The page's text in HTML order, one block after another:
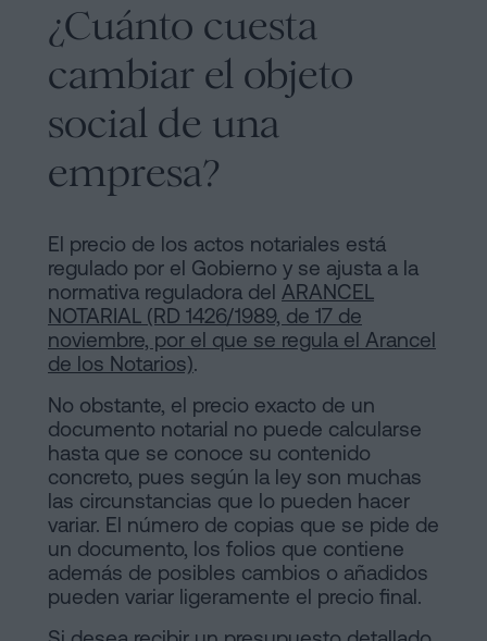
¿Cuánto cuesta
cambiar el objeto
social de una
empresa?
El precio de los actos notariales está
regulado por el Gobierno y se ajusta a la
normativa reguladora del ARANCEL
NOTARIAL (RD 1426/1989, de 17 de
noviembre, por el que se regula el Arancel
de los Notarios).
No obstante, el precio exacto de un
documento notarial no puede calcularse
hasta que se conoce su contenido
concreto, pues según la ley son muchas
las circunstancias que lo pueden hacer
variar. El número de copias que se pide de
un documento, los folios que contiene
además de posibles cambios o añadidos
pueden variar ligeramente el precio final.